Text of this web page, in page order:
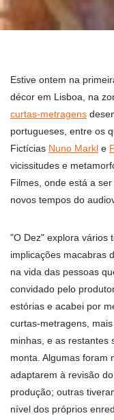
Estive ontem na
décor em Lisboa, na
curtas-metragens
portugueses, entre os
Fictícias Nuno Markl e
vicissitudes e
Filmes, onde está a
novos tempos do
"O Dez" explora vários
implicações macabras
na vida das pessoas
convidado pelo
estórias e acabei por
curtas-metragens,
minhas, e as restantes
monta. Algumas foram
adaptarem à revisão
produção; outras
nível dos próprios